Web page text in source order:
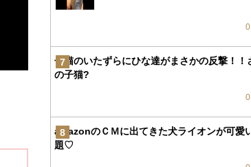
7
子猫のいたずらにひな達がまさかの反撃！！
の子猫?
8
amazonのＣＭに出てきた犬ライオンが可愛
題♡